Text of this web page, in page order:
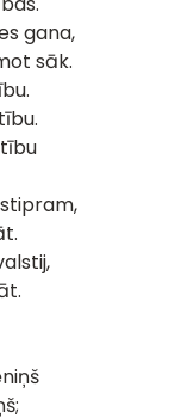
gana,
sāk.